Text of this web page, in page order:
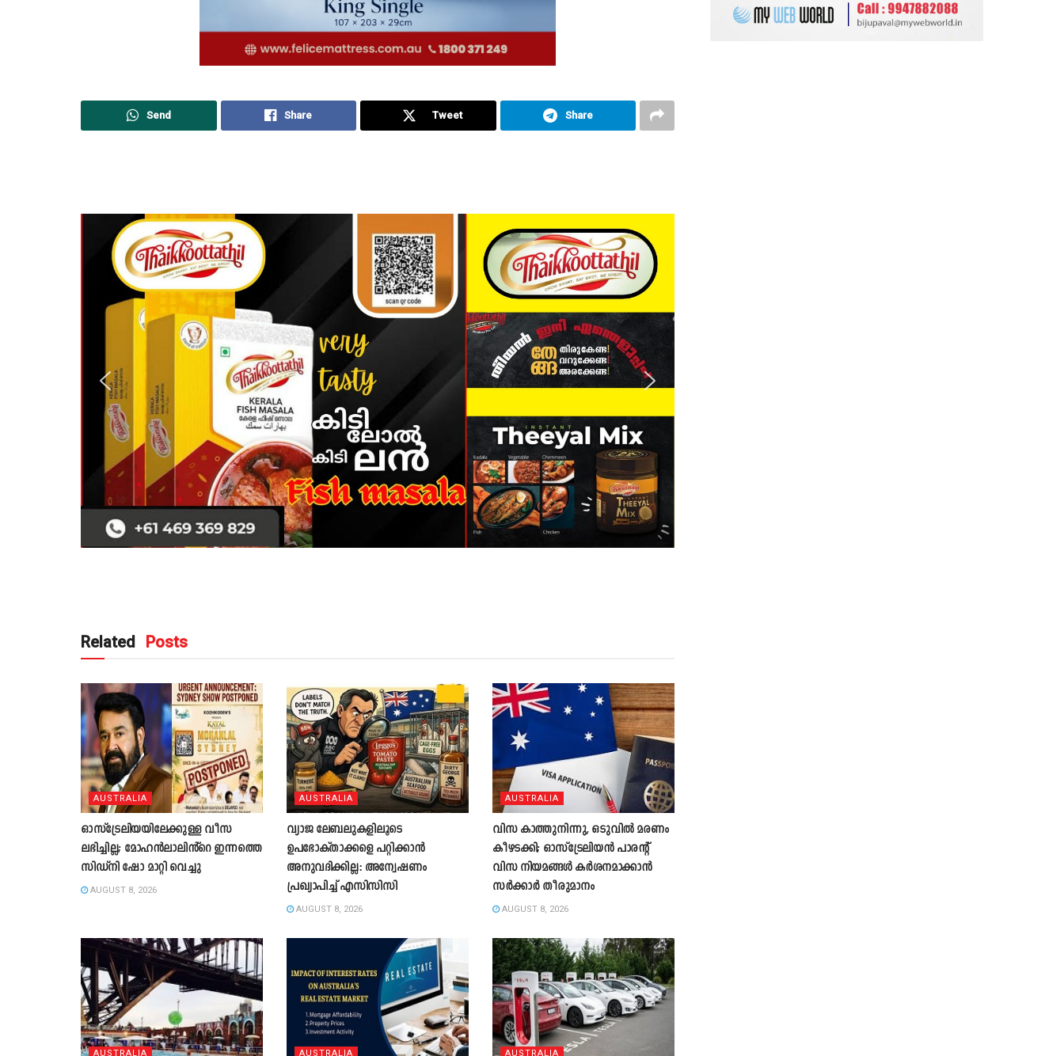
Send Share Tweet Share
Related Posts
AUSTRALIA
ഓസ്‌ട്രേലിയയിലേക്കുള്ള വീസ
ലഭിച്ചില്ല; മോഹൻലാലിൻ്റെ ഇന്നത്തെ
സിഡ്നി ഷോ മാറ്റി വെച്ചു
AUGUST 8, 2026
AUSTRALIA
വ്യാജ ലേബലുകളിലൂടെ
ഉപഭോക്താക്കളെ പറ്റിക്കാൻ
അനുവദിക്കില്ല: അന്വേഷണം
പ്രഖ്യാപിച്ച് എസിസിസി
AUGUST 8, 2026
AUSTRALIA
വിസ കാത്തുനിന്നു, ഒടുവിൽ മരണം
കീഴടക്കി; ഓസ്‌ട്രേലിയൻ പാരന്റ്
വിസ നിയമങ്ങൾ കർശനമാക്കാൻ
സർക്കാർ തീരുമാനം
AUGUST 8, 2026
AUSTRALIA AUSTRALIA AUSTRALIA